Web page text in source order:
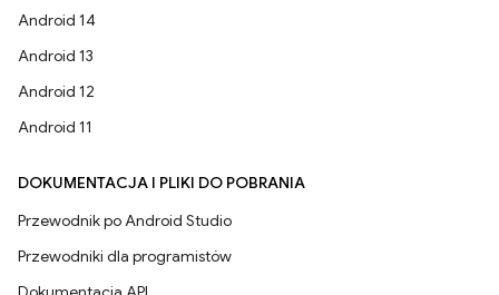
Android 14
Android 13
Android 12
Android 11
DOKUMENTACJA I PLIKI DO POBRANIA
Przewodnik po Android Studio
Przewodniki dla programistów